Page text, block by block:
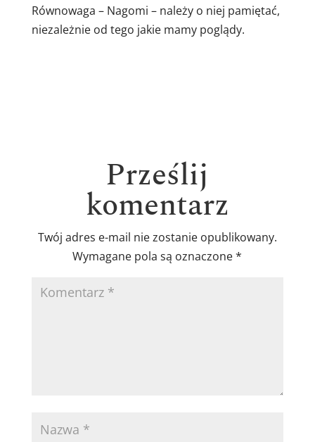
Równowaga – Nagomi – należy o niej pamiętać,
niezależnie od tego jakie mamy poglądy.
Prześlij
komentarz
Twój adres e-mail nie zostanie opublikowany.
Wymagane pola są oznaczone*